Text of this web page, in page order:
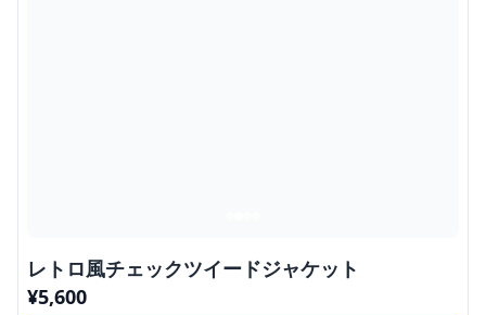
レトロ風チェックツイードジャケット
¥5,600